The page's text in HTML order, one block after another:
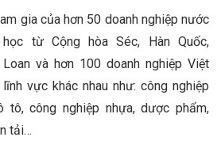
gia của hơn 50 doanh nghiệp nước
từ Cộng hòa Séc, Hàn Quốc,
và hơn 100 doanh nghiệp Việt
vực khác nhau như: công nghiệp
tô, công nghiệp nhựa, dược phẩm,
tải…